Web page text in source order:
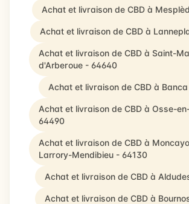
Achat et livraison de CBD à
Achat et livraison de CBD à
Achat et livraison de CBD à Saint-
d'Arberoue - 64640
Achat et livraison de CBD à
Achat et livraison de CBD à Osse-
64490
Achat et livraison de CBD à
Larrory-Mendibieu - 64130
Achat et livraison de CBD à
Achat et livraison de CBD à